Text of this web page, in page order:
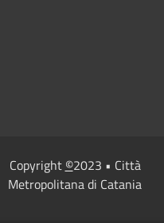
Copyright ©2023 • Città
Metropolitana di Catania